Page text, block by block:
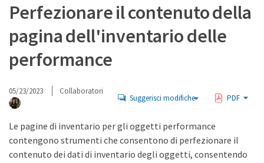
Perfezionare il contenuto della
pagina dell'inventario delle
performance
05/23/2023 Collaboratori
Suggerisci modifiche PDF
Le pagine di inventario per gli oggetti performance
contengono strumenti che consentono di perfezionare il
contenuto dei dati di inventario degli oggetti, consentendo